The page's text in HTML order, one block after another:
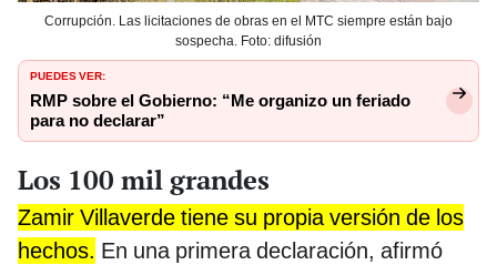
Corrupción. Las licitaciones de obras en el MTC siempre están bajo
sospecha. Foto: difusión
PUEDES VER:
RMP sobre el Gobierno: “Me organizo un feriado
para no declarar”
Los 100 mil grandes
Zamir Villaverde tiene su propia versión de los
hechos. En una primera declaración, afirmó